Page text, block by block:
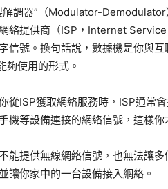
解調器”（Modulator-
絡提供商（ISP，Internet
信號。換句話說，數據機是你與
夠使用的形式。
從ISP獲取網絡服務時，ISP通常
機等設備連接的網絡信號，這樣你
能提供無線網絡信號，也無法讓
讓你家中的一台設備接入網絡。